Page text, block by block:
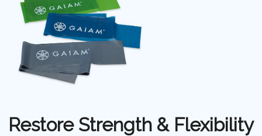
Restore Strength & Flexibility